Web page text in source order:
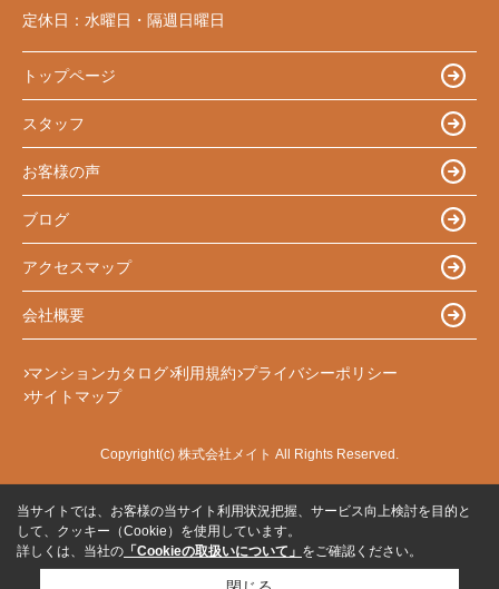
定休日： 水曜日・隔週日曜日
トップページ
スタッフ
お客様の声
ブログ
アクセスマップ
会社概要
マンションカタログ 利用規約 プライバシーポリシー
サイトマップ
Copyright(c) 株式会社メイト All Rights Reserved.
当サイトでは、お客様の当サイト利用状況把握、サービス向上検討を目的と
して、クッキー（Cookie）を使用しています。
詳しくは、当社の 「Cookieの取扱いについて」 をご確認ください。